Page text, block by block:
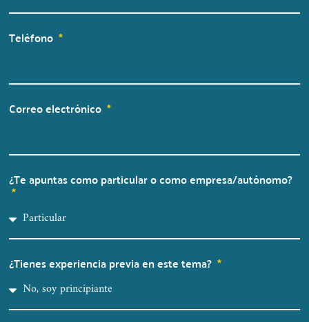
Teléfono
Correo electrónico
¿Te apuntas como particular o como empresa/autónomo?
¿Tienes experiencia previa en este tema?